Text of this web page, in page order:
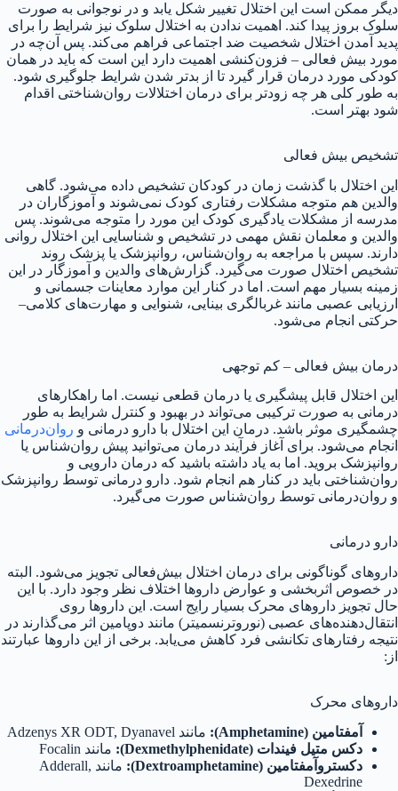
دیگر ممکن است این اختلال تغییر شکل یابد و در نوجوانی به صورت
سلوک بروز پیدا کند. اهمیت ندادن به اختلال سلوک نیز شرایط را برای
پدید آمدن اختلال شخصیت ضد اجتماعی فراهم می‌کند. پس آن‌چه در
مورد بیش فعالی – فزون‌کنشی اهمیت دارد این است که باید در همان
کودکی مورد درمان قرار گیرد تا از بدتر شدن شرایط جلوگیری شود.
به طور کلی هر چه زودتر برای درمان اختلالات روان‌شناختی اقدام
شود بهتر است.
تشخیص بیش فعالی
این اختلال با گذشت زمان در کودکان تشخیص داده می‌شود. گاهی
والدین هم متوجه مشکلات رفتاری کودک نمی‌شوند و آموزگاران در
مدرسه از مشکلات یادگیری کودک این مورد را متوجه می‌شوند. پس
والدین و معلمان نقش مهمی در تشخیص و شناسایی این اختلال روانی
دارند. سپس با مراجعه به روان‌شناس، روانپزشک یا پزشک روند
تشخیص اختلال صورت می‌گیرد. گزارش‌های والدین و آموزگار در این
زمینه بسیار مهم است. اما در کنار این موارد معاینات جسمانی و
ارزیابی عصبی مانند غربالگری بینایی، شنوایی و مهارت‌های کلامی–
حرکتی انجام می‌شود.
درمان بیش فعالی – کم توجهی
این اختلال قابل پیشگیری یا درمان قطعی نیست. اما راهکارهای
درمانی به صورت ترکیبی می‌تواند در بهبود و کنترل شرایط به طور
چشمگیری موثر باشد. درمان این اختلال با دارو درمانی و روان‌درمانی
انجام می‌شود. برای آغاز فرآیند درمان می‌توانید پیش روان‌شناس یا
روانپزشک بروید. اما به یاد داشته باشید که درمان دارویی و
روان‌شناختی باید در کنار هم انجام شود. دارو درمانی توسط روانپزشک
و روان‌درمانی توسط روان‌شناس صورت می‌گیرد.
دارو درمانی
داروهای گوناگونی برای درمان اختلال بیش‌فعالی تجویز می‌شود. البته
در خصوص اثربخشی و عوارض داروها اختلاف نظر وجود دارد. با این
حال تجویز داروهای محرک بسیار رایج است. این داروها روی
انتقال‌دهنده‌های عصبی (نوروترنسمیتر) مانند دوپامین اثر می‌گذارند در
نتیجه رفتارهای تکانشی فرد کاهش می‌یابد. برخی از این داروها عبارتند
از:
داروهای محرک
آمفتامین (Amphetamine
): مانند Adzenys XR ODT, Dyanavel
دکس متیل فیندات (Dexmethylphenidate
): مانند Focalin
دکستروآمفتامین (Dextroamphetamine
):
مانند Adderall,
Dexedrine